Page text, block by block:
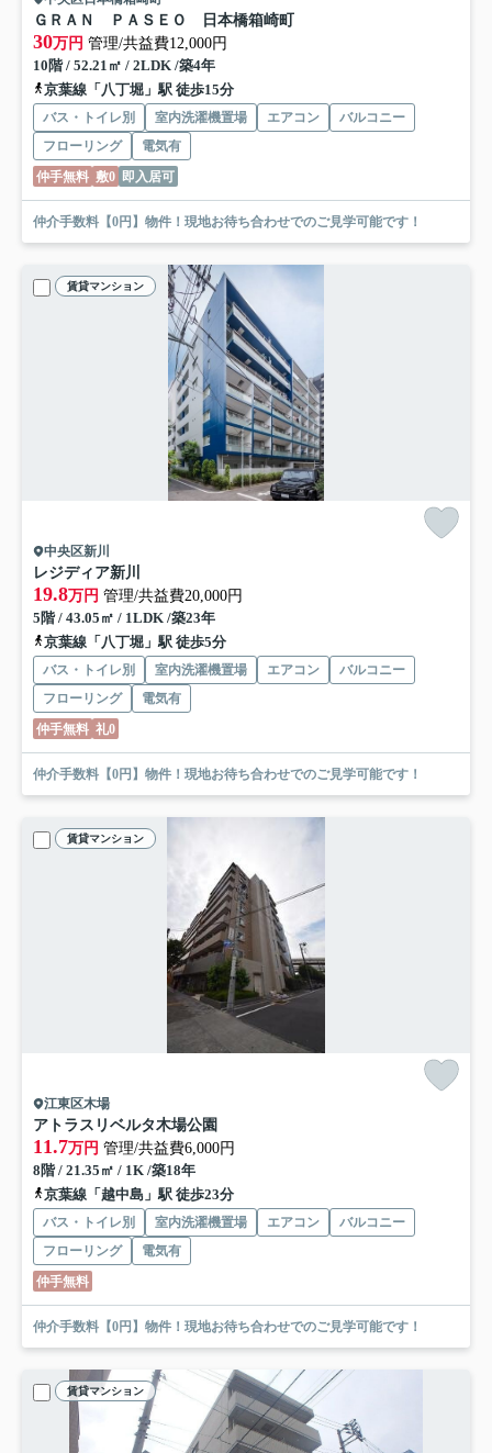
ＧＲＡＮ ＰＡＳＥＯ 日本橋箱崎町
30万円 管理/共益費12,000円
10階 / 52.21㎡ / 2LDK /築4年
京葉線「八丁堀」駅 徒歩15分
バス・トイレ別 室内洗濯機置場 エアコン
バルコニー
フローリング
電気有
仲手無料 敷0 即入居可
仲介手数料【0円】物件！現地お待ち合わせでのご見学可能です！
賃貸マンション
中央区新川
レジディア新川
19.8万円 管理/共益費20,000円
5階 / 43.05㎡ / 1LDK /築23年
京葉線「八丁堀」駅 徒歩5分
バス・トイレ別 室内洗濯機置場 エアコン
バルコニー
フローリング
電気有
仲手無料 礼0
仲介手数料【0円】物件！現地お待ち合わせでのご見学可能です！
賃貸マンション
江東区木場
アトラスリベルタ木場公園
11.7万円 管理/共益費6,000円
8階 / 21.35㎡ / 1K /築18年
京葉線「越中島」駅 徒歩23分
バス・トイレ別 室内洗濯機置場 エアコン
バルコニー
フローリング
電気有
仲手無料
仲介手数料【0円】物件！現地お待ち合わせでのご見学可能です！
賃貸マンション